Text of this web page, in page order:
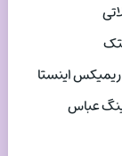
اینستا
عباس